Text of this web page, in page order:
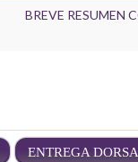
BREVE RESUMEN
ENTREGA